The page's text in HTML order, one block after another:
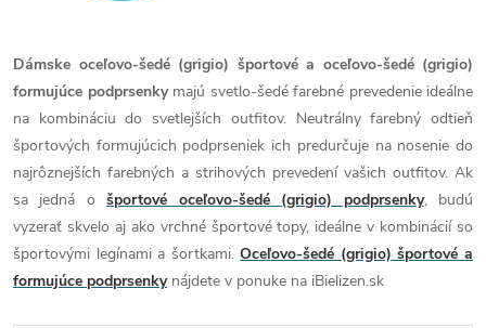
Dámske oceľovo-šedé (grigio) športové a oceľovo-šedé (grigio)
formujúce podprsenkymajú svetlo-šedé farebné prevedenie ideálne
na kombináciu do svetlejších outfitov. Neutrálny farebný odtieň
športových formujúcich podprseniek ich predurčuje na nosenie do
najrôznejších farebných a strihových prevedení vašich outfitov. Ak
sa jedná ošportové oceľovo-šedé (grigio) podprsenky, budú
vyzerať skvelo aj ako vrchné športové topy, ideálne v kombinácií so
športovými legínami a šortkami.Oceľovo-šedé (grigio) športové a
formujúce podprsenkynájdete v ponuke na iBielizen.sk